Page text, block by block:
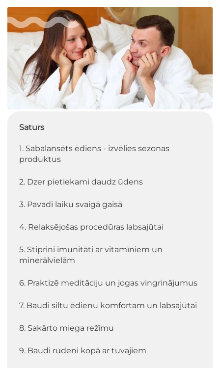
Saturs
1. Sabalansēts ēdiens - izvēlies sezonas
produktus
2. Dzer pietiekami daudz ūdens
3. Pavadi laiku svaigā gaisā
4. Relaksējošas procedūras labsajūtai
5. Stiprini imunitāti ar vitamīniem un
minerālvielām
6. Praktizē meditāciju un jogas vingrinājumus
7. Baudi siltu ēdienu komfortam un labsajūtai
8. Sakārto miega režīmu
9. Baudi rudeni kopā ar tuvajiem